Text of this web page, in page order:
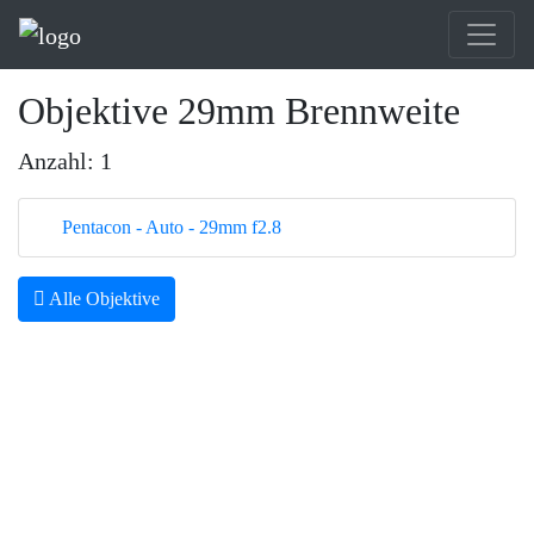
Objektive 29mm Brennweite
Anzahl: 1
Pentacon - Auto - 29mm f2.8
Alle Objektive